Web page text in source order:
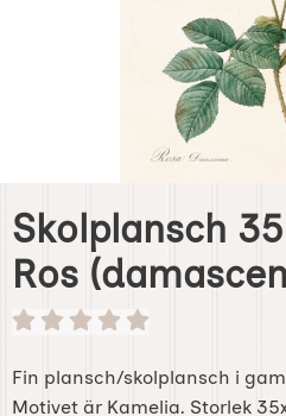
Skolplansch
Ros
Fin plansch/skolplansch i
Motivet är Kamelia. Storlek